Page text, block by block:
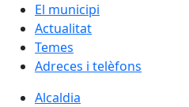
El municipi
Actualitat
Temes
Adreces i telèfons
Alcaldia